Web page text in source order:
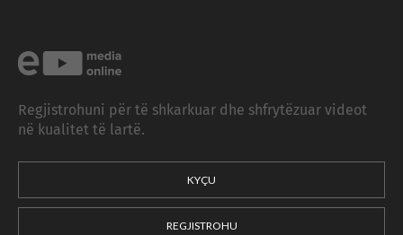
Regjistrohuni për të shkarkuar dhe shfrytëzuar videot
në kualitet të lartë.
KYÇU
REGJISTROHU